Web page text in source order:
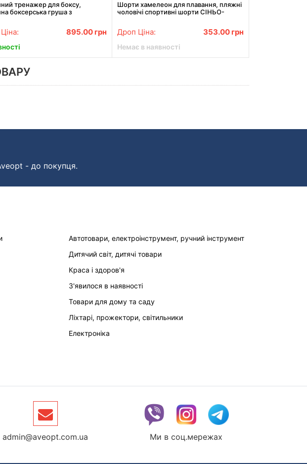
тренажер для боксу,
боксерська груша з
895.00 грн
Шорти хамелеон для плавання, пляжні
чоловічі спортивні шорти СІНЬО-
Дроп Ціна: 353.00 грн
Немає в наявності
- до покупця.
Автотовари, електроінструмент, ручний інструмент
Дитячий світ, дитячі товари
Краса і здоров'я
З'явилося в наявності
Товари для дому та саду
Ліхтарі, прожектори, світильники
Електроніка
admin@aveopt.com.ua Ми в соц.мережах